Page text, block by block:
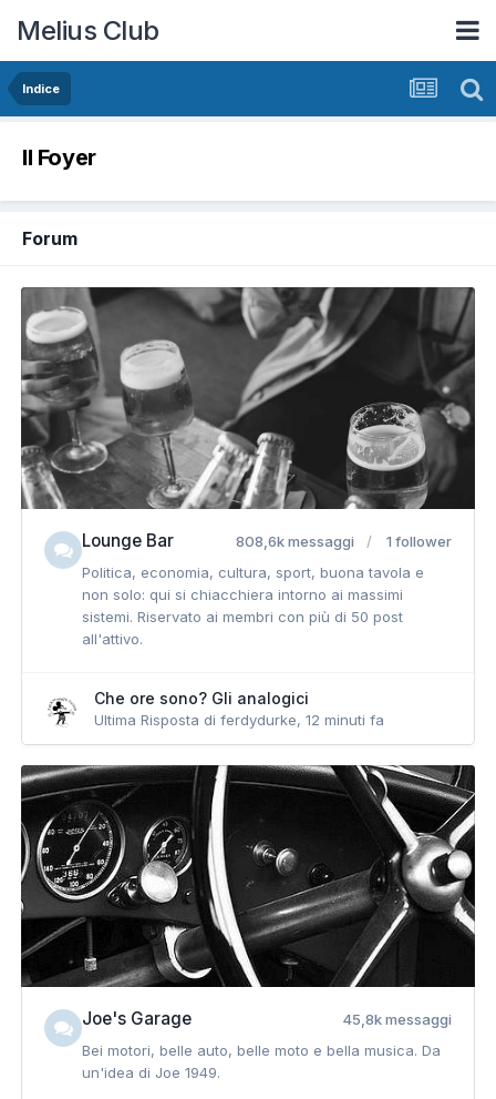
Melius Club
Indice
Il Foyer
Forum
Lounge Bar 808,6k messaggi
1 follower
Politica, economia, cultura, sport, buona tavola e
non solo: qui si chiacchiera intorno ai massimi
sistemi. Riservato ai membri con più di 50 post
all'attivo.
Che ore sono? Gli analogici
Ultima Risposta di ferdydurke, 12 minuti fa
Joe's Garage
45,8k messaggi
Bei motori, belle auto, belle moto e bella musica. Da
un'idea di Joe 1949.